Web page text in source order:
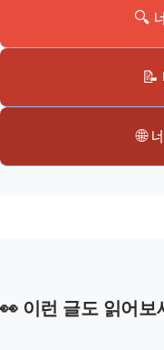
🔍
📝
🌐
👀 이런 글도 읽어보